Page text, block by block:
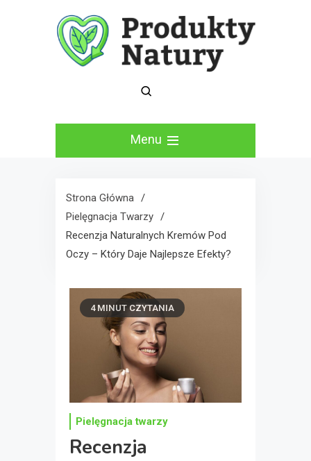
Moje recenzje
kosmetyków
naturalnych
Menu
Strona Główna
Pielęgnacja Twarzy
Recenzja Naturalnych Kremów Pod
Oczy – Który Daje Najlepsze Efekty?
4 MINUT CZYTANIA
Pielęgnacja twarzy
Recenzja